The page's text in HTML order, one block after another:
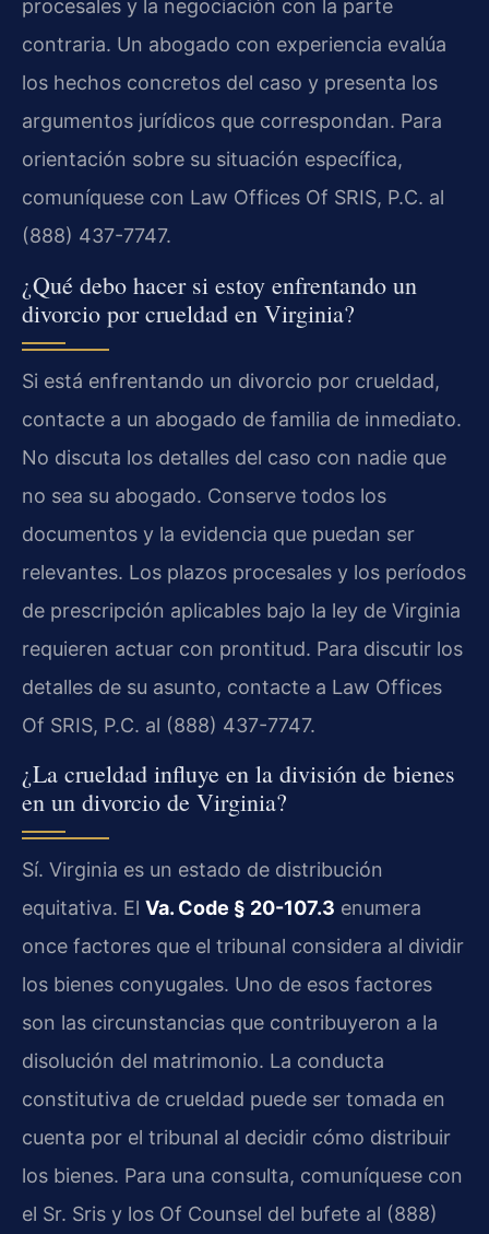
procesales y la negociación con la parte
contraria. Un abogado con experiencia evalúa
los hechos concretos del caso y presenta los
argumentos jurídicos que correspondan. Para
orientación sobre su situación específica,
comuníquese con Law Offices Of SRIS, P.C. al
(888) 437-7747.
¿Qué debo hacer si estoy enfrentando un
divorcio por crueldad en Virginia?
Si está enfrentando un divorcio por crueldad,
contacte a un abogado de familia de inmediato.
No discuta los detalles del caso con nadie que
no sea su abogado. Conserve todos los
documentos y la evidencia que puedan ser
relevantes. Los plazos procesales y los períodos
de prescripción aplicables bajo la ley de Virginia
requieren actuar con prontitud. Para discutir los
detalles de su asunto, contacte a Law Offices
Of SRIS, P.C. al (888) 437-7747.
¿La crueldad influye en la división de bienes
en un divorcio de Virginia?
Sí. Virginia es un estado de distribución
equitativa. El Va. Code § 20-107.3 enumera
once factores que el tribunal considera al dividir
los bienes conyugales. Uno de esos factores
son las circunstancias que contribuyeron a la
disolución del matrimonio. La conducta
constitutiva de crueldad puede ser tomada en
cuenta por el tribunal al decidir cómo distribuir
los bienes. Para una consulta, comuníquese con
el Sr. Sris y los Of Counsel del bufete al (888)